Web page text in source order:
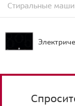
Стиральные